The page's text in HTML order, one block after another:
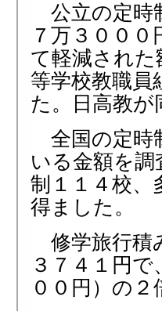
公立の定時
７万３００
て軽減され
等学校教職員
た。日高教が
全国の定時
いる金額を調
制１１４校、
得ました。
修学旅行積
３７４１円
００円）の